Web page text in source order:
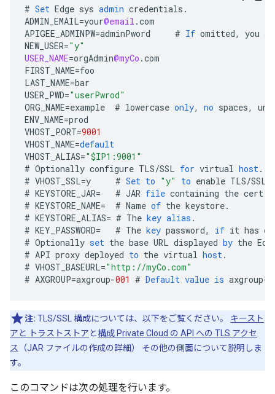
# Set Edge sys admin credentials .
ADMIN_EMAIL=your@email .com
APIGEE_ADMINPW=adminPword # If omitted, you
NEW_USER="y"
USER_NAME=orgAdmin@myCo .com
FIRST_NAME=foo
LAST_NAME=bar
USER_PWD="userPwrod"
ORG_NAME=example # lowercase only, no spaces,
ENV_NAME=prod
VHOST_PORT=9001
VHOST_NAME=default
VHOST_ALIAS="$IP1:9001"
# Optionally configure TLS/SSL for virtual host.
# VHOST_SSL=y # Set to "y" to enable TLS/SSL
# KEYSTORE_JAR= # JAR file containing the cert
# KEYSTORE_NAME= # Name of the keystore.
# KEYSTORE_ALIAS= # The key alias .
# KEY_PASSWORD= # The key password, if it has
# Optionally set the base URL displayed by the
# API proxy deployed to the virtual host.
# VHOST_BASEURL="http://myCo.com"
# AXGROUP=axgroup-001 # Default value is axgroup-
注: TLS/SSL 構成については、以下をご覧ください。 キースト
アと トラストストア と構成 Private Cloud の API への TLS アクセ
ス
（JAR ファイルの作成の詳細） その他の側面について説明しま
す。
このコマンドは次の処理を行います。